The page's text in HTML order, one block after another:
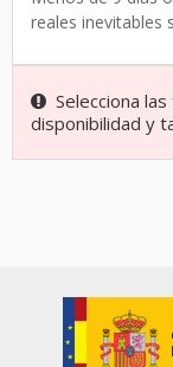
reales inevitables
Selecciona
disponibilidad y